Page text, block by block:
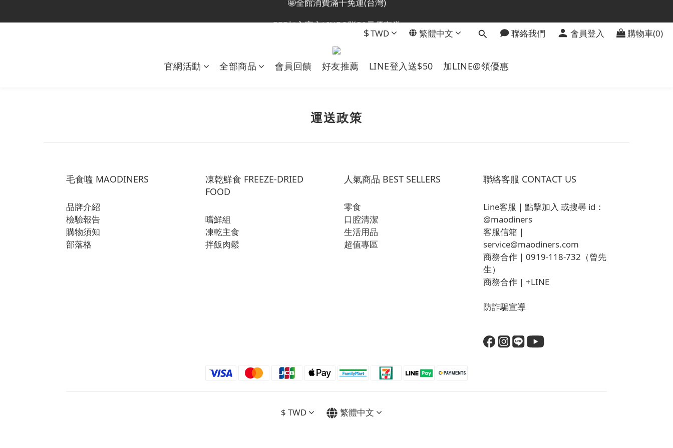
😎加入會員即贈50元購物金
💁🏻‍♀️加入官方LINE@贈50元優惠券
$TWD 繁體中文 聯絡我們 會員登入 購物車(0)
官網活動 全部商品 會員回饋 好友推薦 LINE登入送$50 加LINE@領優惠
運送政策
毛食嗑 MAODINERS
品牌介紹
檢驗報告
購物須知
部落格
凍乾鮮食 FREEZE-DRIED
FOOD
嚐鮮組
凍乾主食
拌飯肉鬆
人氣商品 BEST SELLERS
零食
口腔清潔
生活用品
超值專區
聯絡客服 CONTACT US
Line客服｜ 點擊加入 或搜尋 id：
@maodiners
客服信箱｜
service@maodiners.com
商務合作｜0919-118-732（曾先
生）
商務合作 | +LINE
防詐騙宣導
$ TWD 繁體中文